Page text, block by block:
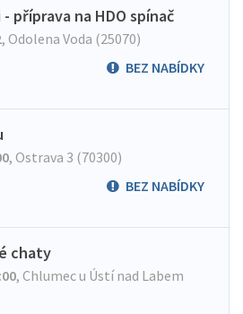
příprava na HDO spínač
, Odolena Voda (25070)
BEZ NABÍDKY
, Ostrava 3 (70300)
BEZ NABÍDKY
chaty
, Chlumec u Ústí nad Labem